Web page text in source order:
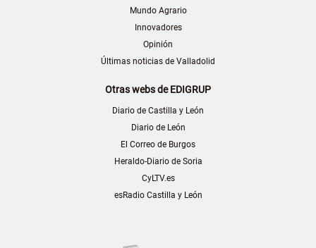
Mundo Agrario
Innovadores
Opinión
Últimas noticias de Valladolid
Otras webs de EDIGRUP
Diario de Castilla y León
Diario de León
El Correo de Burgos
Heraldo-Diario de Soria
CyLTV.es
esRadio Castilla y León